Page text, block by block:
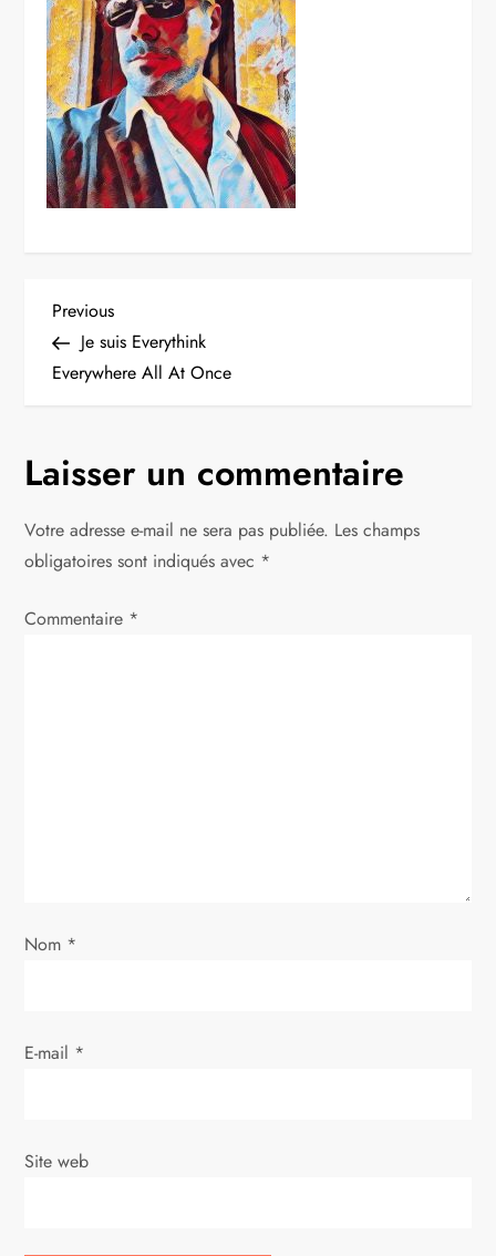
Navigation
de
Previous
Post
Previous
Je suis Everythink
Everywhere All At Once
Laisser un commentaire
Votre adresse e-mail ne sera pas publiée. Les champs
obligatoires sont indiqués avec *
Commentaire *
Nom *
E-mail *
Site web